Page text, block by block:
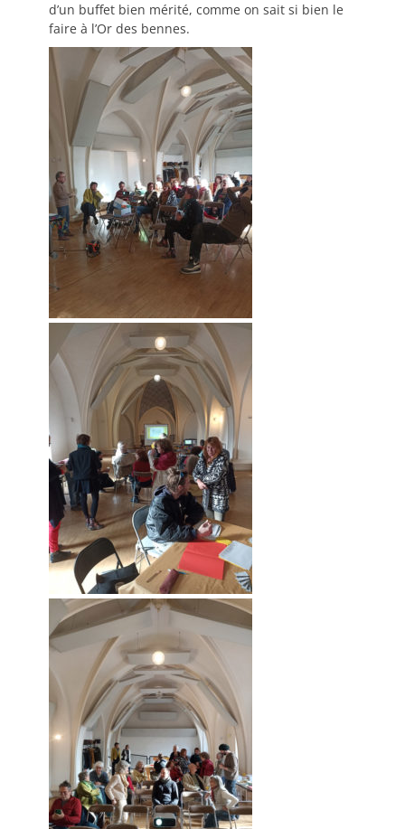
d’un buffet bien mérité, comme on sait si bien le
faire à l’Or des bennes.